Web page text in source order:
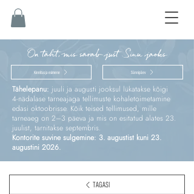
On täht, mis särab just Sinu jaoks
Kinnitus ja esimene Sünnipäev
Tähelepanu: juuli ja augusti jooksul lükatakse kõigi
4‑nädalase tarneajaga tellimuste kohaletoimetamine
edasi oktoobrisse. Kõik teised tellimused, mille
tarneaeg on 2–3 päeva ja mis on esitatud alates 23.
juulist, tarnitakse septembris.
Kontorite suvine sulgemine: 3. augustist kuni 23.
augustini 2026.
TAGASI